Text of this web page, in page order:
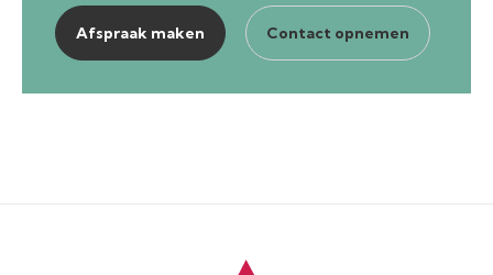
Afspraak maken Contact opnemen